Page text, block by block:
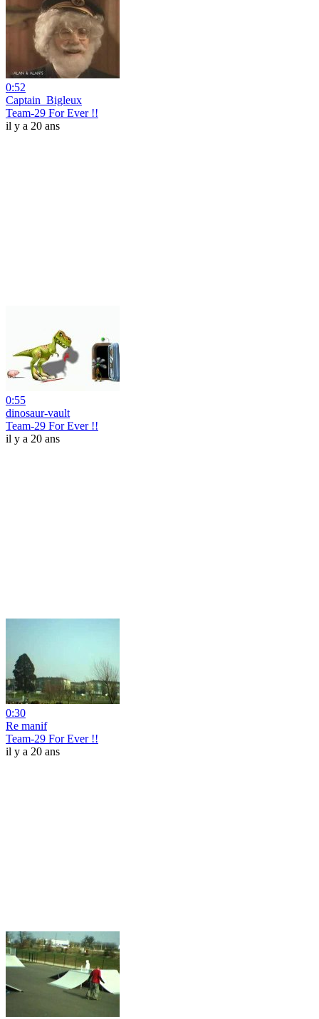
0:52
Captain_Bigleux
Team-29 For Ever !!
il y a 20 ans
0:55
dinosaur-vault
Team-29 For Ever !!
il y a 20 ans
0:30
Re manif
Team-29 For Ever !!
il y a 20 ans